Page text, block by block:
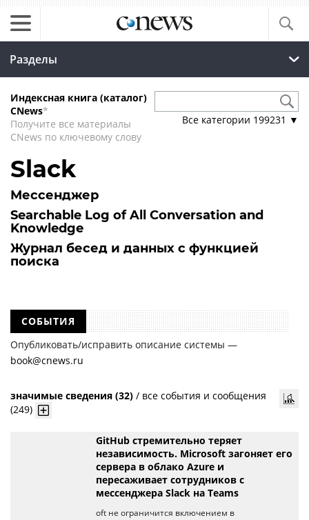
Разделы
Индексная книга (каталог)
CNews*
Получите все материалы
CNews по ключевому слову
Все категории 199231 ▼
Slack
Мессенджер
Searchable Log of All Conversation and
Knowledge
Журнал бесед и данных с функцией
поиска
СОБЫТИЯ
Опубликовать/исправить описание системы —
book@cnews.ru
значимые сведения (32) / все события и сообщения
(249)
GitHub стремительно теряет
независимость. Microsoft загоняет его
сервера в облако Azure и
пересаживает сотрудников с
мессенджера Slack на Teams
oft не ограничится включением в